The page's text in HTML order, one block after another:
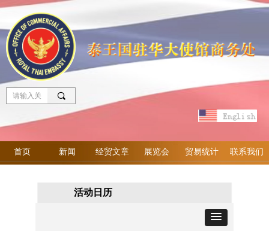
끠
首页 新闻 经贸文章 展览会 贸易统计 联系我们
活动日历